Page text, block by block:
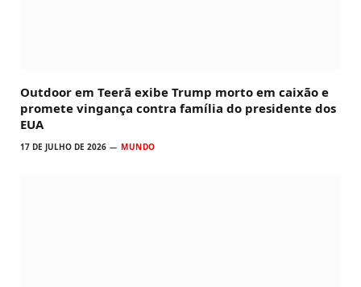
Outdoor em Teerã exibe Trump morto em caixão e
promete vingança contra família do presidente dos
EUA
17 DE JULHO DE 2026 MUNDO